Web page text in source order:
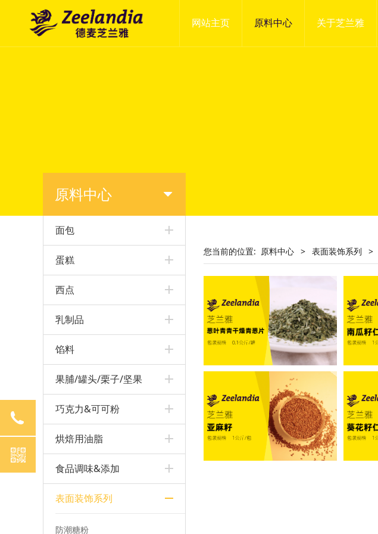
网站主页 原料中心 关于芝兰雅
原料中心
面包
蛋糕
西点
乳制品
馅料
果脯/罐头/栗子/坚果
巧克力&可可粉
烘焙用油脂
食品调味&添加
表面装饰系列
防潮糖粉
您当前的位置: 原料中心 > 表面装饰系列 >
4008529058